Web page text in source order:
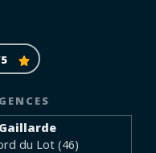
du Lot (46)